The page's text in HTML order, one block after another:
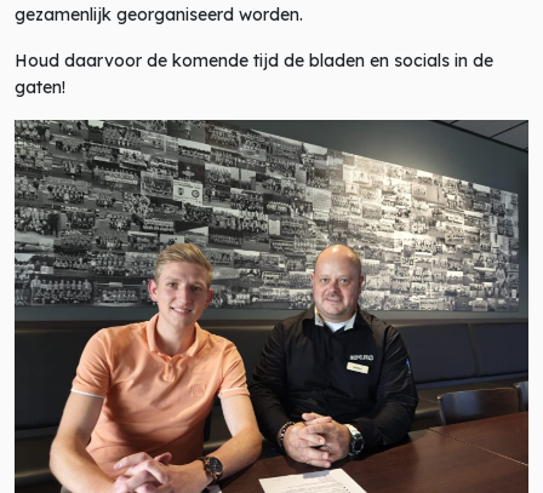
gezamenlijk georganiseerd worden.
Houd daarvoor de komende tijd de bladen en socials in de
gaten!